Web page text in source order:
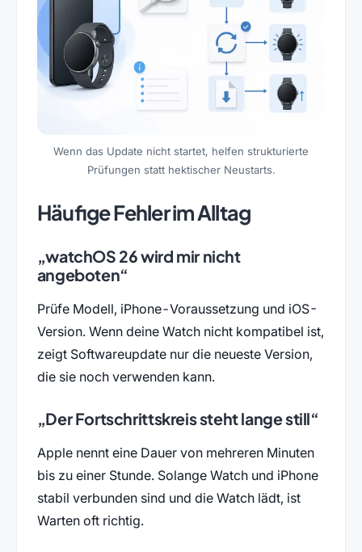
Wenn das Update nicht startet, helfen strukturierte
Prüfungen statt hektischer Neustarts.
Häufige Fehler im Alltag
„watchOS 26 wird mir nicht
angeboten“
Prüfe Modell, iPhone-Voraussetzung und iOS-
Version. Wenn deine Watch nicht kompatibel ist,
zeigt Softwareupdate nur die neueste Version,
die sie noch verwenden kann.
„Der Fortschrittskreis steht lange still“
Apple nennt eine Dauer von mehreren Minuten
bis zu einer Stunde. Solange Watch und iPhone
stabil verbunden sind und die Watch lädt, ist
Warten oft richtig.